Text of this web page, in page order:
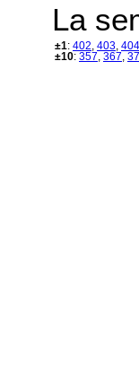
La
±1: 402 403 404
±10: 357 367